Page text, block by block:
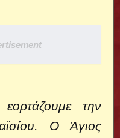
την
Ο Άγιος